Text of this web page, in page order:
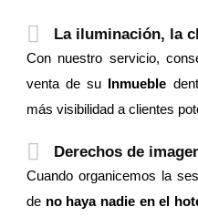
La iluminación, la
Con nuestro servicio,
venta de su Inmueble
más visibilidad a clientes
Derechos de
Cuando organicemos la
de no haya nadie en el